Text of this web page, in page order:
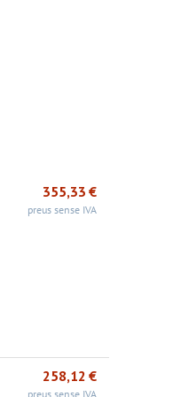
Promoció - 31%
cò...
2,66€ 1,84
355,33 €
preus sense IVA
258,12 €
preus sense IVA